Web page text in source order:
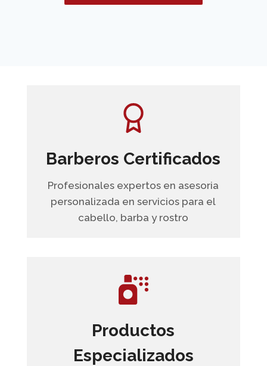
Barberos Certificados
Profesionales expertos en asesoria
personalizada en servicios para el
cabello, barba y rostro
Productos
Especializados